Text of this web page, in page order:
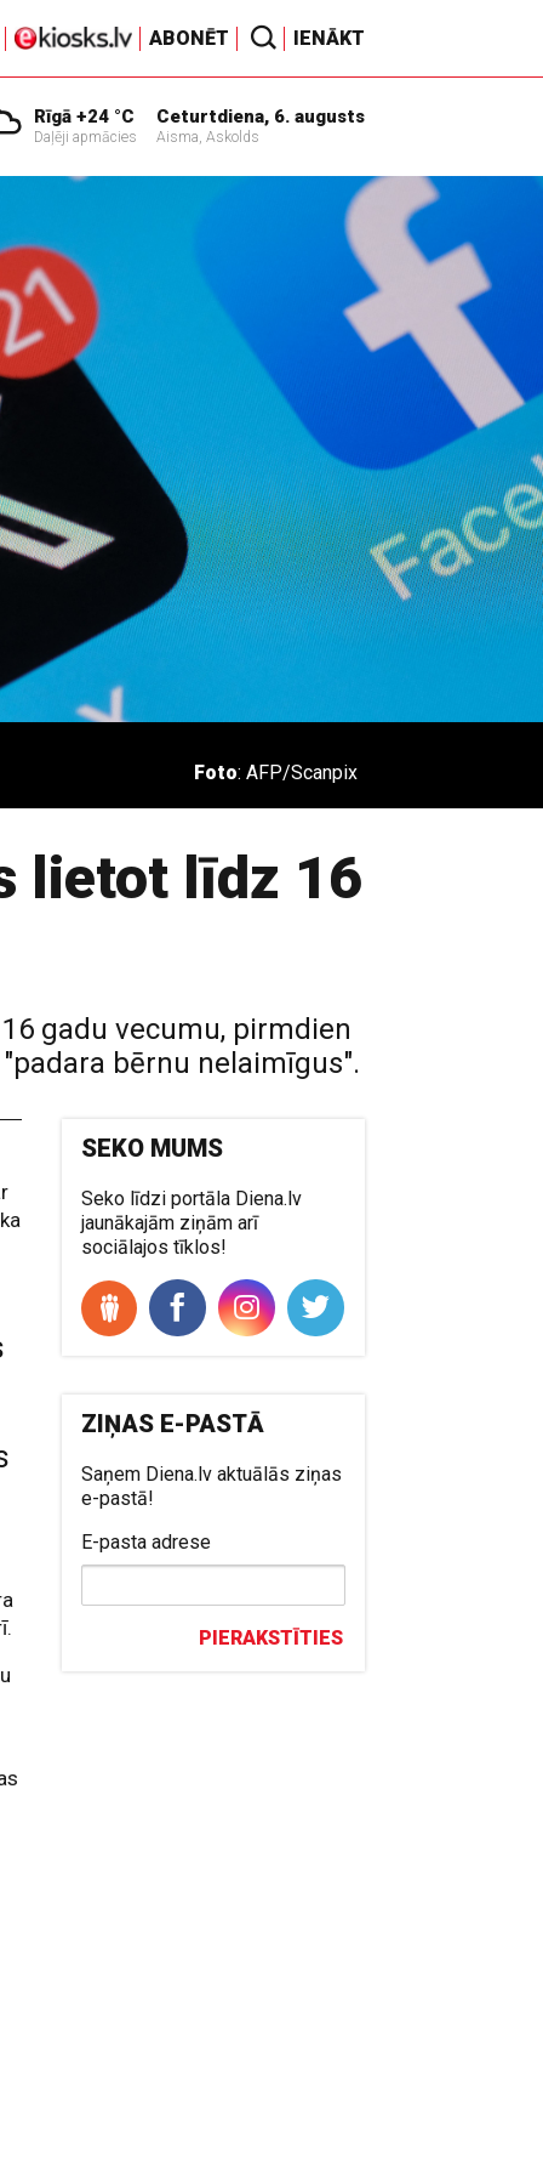
ABONĒT IENĀKT
Rīgā +24 °C
Daļēji apmācies
Ceturtdiena, 6. augusts
Aisma, Askolds
Foto: AFP/Scanpix
lietot līdz 16
gadu vecumu, pirmdien
bērnu nelaimīgus".
SEKO MUMS
Seko līdzi portāla Diena.lv
jaunākajām ziņām arī
sociālajos tīklos!
ZIŅAS E-PASTĀ
Saņem Diena.lv aktuālās ziņas
e-pastā!
E-pasta adrese
PIERAKSTĪTIES